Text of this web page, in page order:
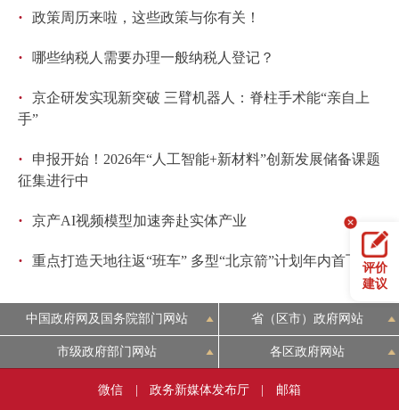
· 政策周历来啦，这些政策与你有关！
· 哪些纳税人需要办理一般纳税人登记？
·
京企研发实现新突破 三臂机器人：脊柱手术能“亲自上
手”
·
申报开始！2026年“人工智能+新材料”创新发展储备课题
征集进行中
· 京产AI视频模型加速奔赴实体产业
· 重点打造天地往返“班车” 多型“北京箭”计划年内首飞
评价
建议
中国政府网及国务院部门网站 省（区市）政府网站
市级政府部门网站 各区政府网站
微信 政务新媒体发布厅 邮箱